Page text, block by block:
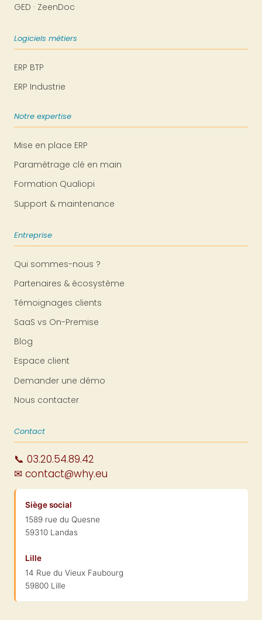
GED · ZeenDoc
Logiciels métiers
ERP BTP
ERP Industrie
Notre expertise
Mise en place ERP
Paramétrage clé en main
Formation Qualiopi
Support & maintenance
Entreprise
Qui sommes-nous ?
Partenaires & écosystème
Témoignages clients
SaaS vs On-Premise
Blog
Espace client
Demander une démo
Nous contacter
Contact
📞 03.20.54.89.42
✉ contact@why.eu
Siège social
1589 rue du Quesne
59310 Landas
Lille
14 Rue du Vieux Faubourg
59800 Lille